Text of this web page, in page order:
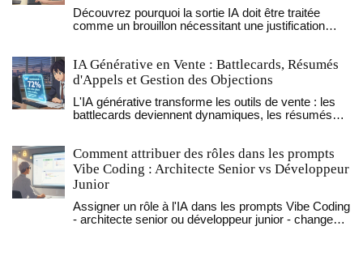
Découvrez pourquoi la sortie IA doit être traitée
comme un brouillon nécessitant une justification
métier.
IA Générative en Vente : Battlecards, Résumés
d'Appels et Gestion des Objections
L'IA générative transforme les outils de vente : les
battlecards deviennent dynamiques, les résumés
équipes de vente gagnent plus de deals en 2025.
Comment attribuer des rôles dans les prompts
Vibe Coding : Architecte Senior vs Développeur
Junior
Assigner un rôle à l'IA dans les prompts Vibe Coding
- architecte senior ou développeur junior - change